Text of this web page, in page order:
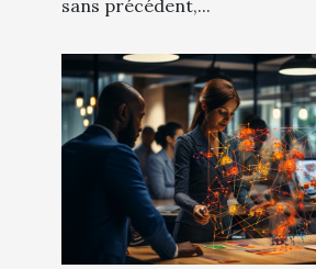
sans précédent,...